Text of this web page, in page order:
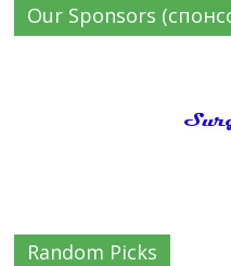
Our Sponsors
Random Picks